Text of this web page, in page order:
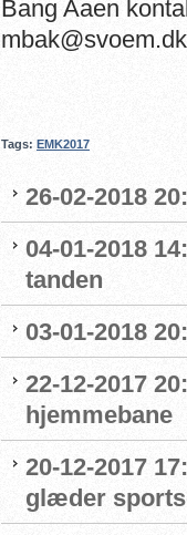
Bang Aaen
Tags: EMK2017
26-02-2018
04-01-2018
tanden
03-01-2018
22-12-2017
hjemmebane
20-12-2017
glæder